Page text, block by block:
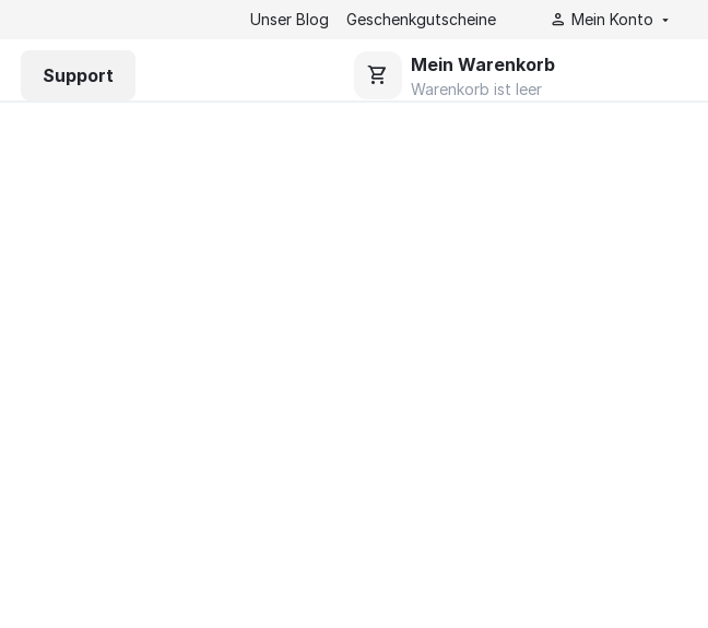
Unser Blog Geschenkgutscheine Mein Konto
Support
Mein Warenkorb
Warenkorb ist leer